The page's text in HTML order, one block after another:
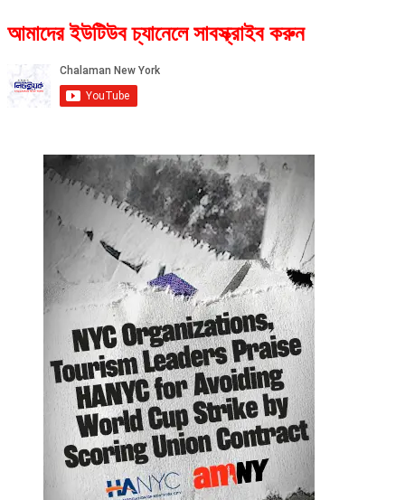
আমাদের ইউটিউব চ্যানেলে সাবস্ক্রাইব করুন